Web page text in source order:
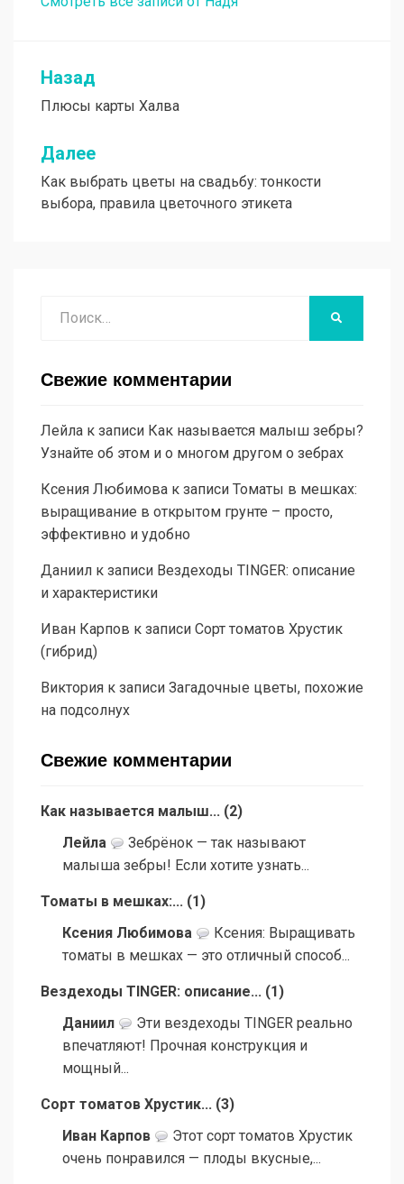
Навигация
по
записям
Назад
Плюсы карты Халва
Далее
Как выбрать цветы на свадьбу: тонкости
выбора, правила цветочного этикета
Свежие комментарии
Лейла к записи Как называется малыш зебры?
Узнайте об этом и о многом другом о зебрах
Ксения Любимова к записи Томаты в мешках:
выращивание в открытом грунте – просто,
эффективно и удобно
Даниил к записи Вездеходы TINGER: описание
и характеристики
Иван Карпов к записи Сорт томатов Хрустик
(гибрид)
Виктория к записи Загадочные цветы, похожие
на подсолнух
Свежие комментарии
Как называется малыш... (2)
Лейла
Зебрёнок — так называют
малыша зебры! Если хотите узнать...
Томаты в мешках:... (1)
Ксения Любимова
Ксения: Выращивать
томаты в мешках — это отличный способ...
Вездеходы TINGER: описание... (1)
Даниил
Эти вездеходы TINGER реально
впечатляют! Прочная конструкция и
мощный...
Сорт томатов Хрустик... (3)
Иван Карпов
Этот сорт томатов Хрустик
очень понравился — плоды вкусные,...